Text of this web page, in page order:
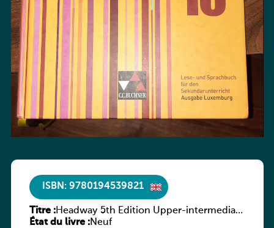
ISBN: 9780194539821
Titre :Headway 5th Edition Upper-intermediate
Culture and Literature Companion
État du livre :Neuf